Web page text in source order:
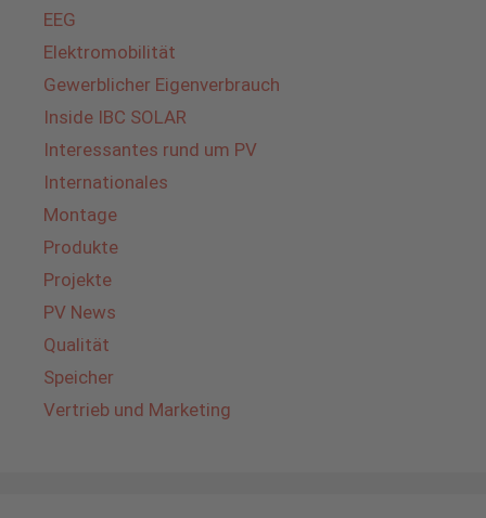
EEG
Elektromobilität
Gewerblicher Eigenverbrauch
Inside IBC SOLAR
Interessantes rund um PV
Internationales
Montage
Produkte
Projekte
PV News
Qualität
Speicher
Vertrieb und Marketing